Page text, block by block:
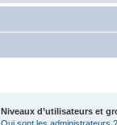
Niveaux d’utilisateurs et